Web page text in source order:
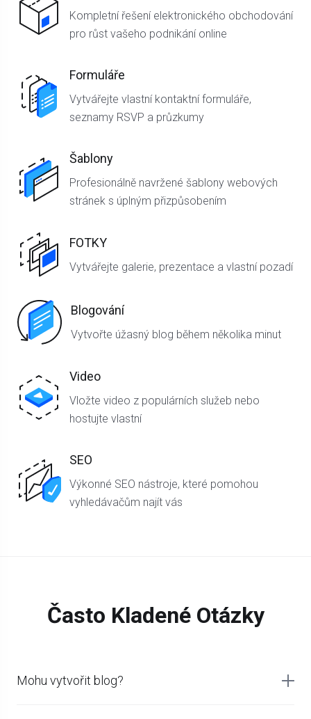
Kompletní řešení elektronického obchodování
pro růst vašeho podnikání online
Formuláře
Vytvářejte vlastní kontaktní formuláře,
seznamy RSVP a průzkumy
Šablony
Profesionálně navržené šablony webových
stránek s úplným přizpůsobením
FOTKY
Vytvářejte galerie, prezentace a vlastní pozadí
Blogování
Vytvořte úžasný blog během několika minut
Video
Vložte video z populárních služeb nebo
hostujte vlastní
SEO
Výkonné SEO nástroje, které pomohou
vyhledávačům najít vás
Často Kladené Otázky
Mohu vytvořit blog?